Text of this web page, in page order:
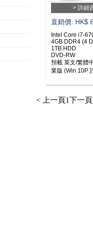
> 詳細
直銷價: HK$
Intel Core i7-
4GB DDR4 (4
1TB HDD
DVD-RW
預載 英文/繁體
業版 (Win 10P
< 上一頁1下一